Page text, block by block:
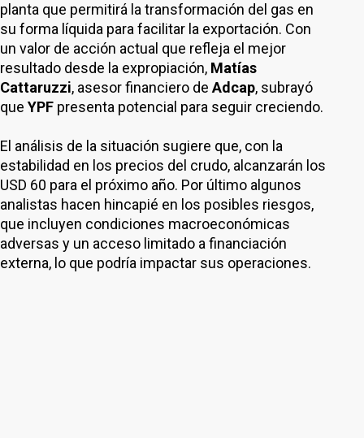
planta que permitirá la transformación del gas en
su forma líquida para facilitar la exportación. Con
un valor de acción actual que refleja el mejor
resultado desde la expropiación, Matías
Cattaruzzi, asesor financiero de Adcap, subrayó
que YPF presenta potencial para seguir creciendo.
El análisis de la situación sugiere que, con la
estabilidad en los precios del crudo, alcanzarán los
USD 60 para el próximo año. Por último algunos
analistas hacen hincapié en los posibles riesgos,
que incluyen condiciones macroeconómicas
adversas y un acceso limitado a financiación
externa, lo que podría impactar sus operaciones.